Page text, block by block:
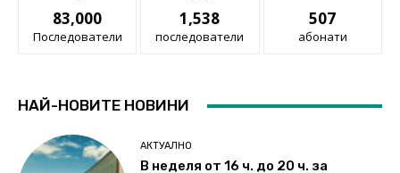
83,000
Последователи
1,538
последователи
507
абонати
НАЙ-НОВИТЕ НОВИНИ
АКТУАЛНО
В неделя от 16 ч. до 20 ч. за